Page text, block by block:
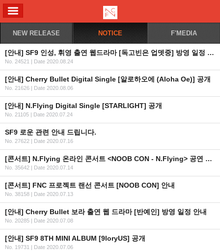
NEW RELEASE NOTICE F'MEDIA
[안내] SF9 인성, 휘영 출연 웹드라마 [독고빈은 업뎃중] 방영 일정 안내
No. 24521 | Date 2020.08.24
[안내] Cherry Bullet Digital Single [알로하오에 (Aloha Oe)] 공개
No. 21626 | Date 2020.08.06
[안내] N.Flying Digital Single [STARLIGHT] 공개
No. 21105 | Date 2020.07.24
SF9 로운 관련 안내 드립니다.
No. 27622 | Date 2020.07.16
[콘서트] N.Flying 온라인 콘서트 <NOOB CON - N.Flying> 공연 안내
No. 35642 | Date 2020.07.14
[콘서트] FNC 프로젝트 랜선 콘서트 [NOOB CON] 안내
No. 38158 | Date 2020.07.13
[안내] Cherry Bullet 보라 출연 웹 드라마 [반예인] 방영 일정 안내
No. 20285 | Date 2020.07.08
[안내] SF9 8TH MINI ALBUM [9loryUS] 공개
No. 19731 | Date 2020.07.06